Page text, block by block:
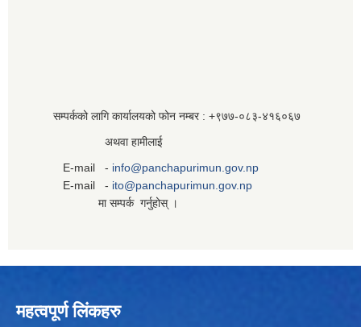
सम्पर्कको लागि कार्यालयको फोन नम्बर : +९७७-०८३‍-४१६०६७
अथवा हामीलाई
E-mail - info@panchapurimun.gov.np
E-mail - ito@panchapurimun.gov.np
मा सम्पर्क गर्नुहोस् ।
महत्वपूर्ण लिंकहरु